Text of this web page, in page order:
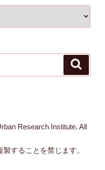
Research Institute. All
することを禁じます。